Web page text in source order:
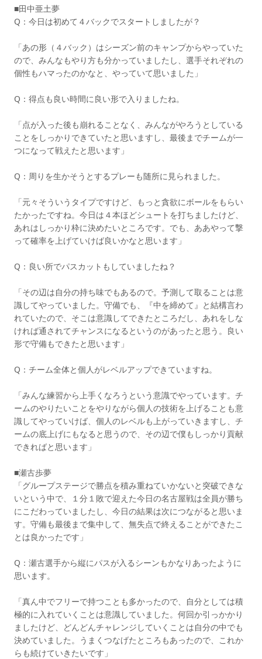
■田中亜土夢
Q：今日は初めて４バックでスタートしましたが？
「あの形（４バック）はシーズン前のキャンプからやっていた
ので、みんなもやり方も分かっていましたし、選手それぞれの
個性もハマったのかなと、やっていて思いました」
Q：得点も良い時間に良い形で入りましたね。
「点が入った後も崩れることなく、みんながやろうとしている
ことをしっかりできていたと思いますし、最後までチームが一
つになって戦えたと思います」
Q：周りを生かそうとするプレーも随所に見られました。
「元々そういうタイプですけど、もっと貪欲にボールをもらい
たかったですね。今日は４本ほどシュートを打ちましたけど、
あれはしっかり枠に決めたいところです。でも、ああやって撃
って確率を上げていけば良いかなと思います」
Q：良い所でパスカットもしていましたね？
「その辺は自分の持ち味でもあるので。予測して取ることは意
識してやっていました。守備でも、『中を締めて』と結構言わ
れていたので、そこは意識してできたところだし、あれをしな
ければ通されてチャンスになるというのがあったと思う。良い
形で守備もできたと思います」
Q：チーム全体と個人がレベルアップできていますね。
「みんな練習から上手くなろうという意識でやっています。チ
ームのやりたいことをやりながら個人の技術を上げることも意
識してやっていけば、個人のレベルも上がっていきますし、チ
ームの底上げにもなると思うので、その辺で僕もしっかり貢献
できればと思います」
■瀬古歩夢
「グループステージで勝点を積み重ねていかないと突破できな
いという中で、１分１敗で迎えた今日の名古屋戦は全員が勝ち
にこだわっていましたし、今日の結果は次につながると思いま
す。守備も最後まで集中して、無失点で終えることができたこ
とは良かったです」
Q：瀬古選手から縦にパスが入るシーンもかなりあったように
思います。
「真ん中でフリーで持つことも多かったので、自分としては積
極的に入れていくことは意識していました。何回か引っかかり
ましたけど、どんどんチャレンジしていくことは自分の中でも
決めていました。うまくつなげたところもあったので、これか
らも続けていきたいです」